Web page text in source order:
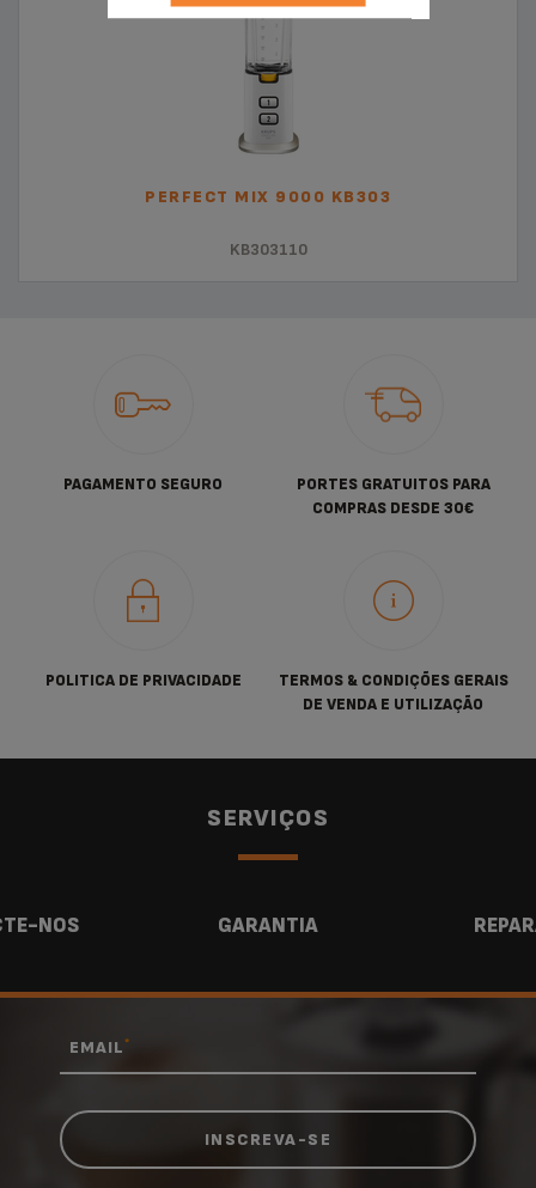
PERFECT MIX 9000 KB303
KB303110
PAGAMENTO SEGURO
PORTES GRATUITOS PARA
COMPRAS DESDE 30€
POLITICA DE PRIVACIDADE
TERMOS & CONDIÇÕES GERAIS
DE VENDA E UTILIZAÇÃO
SERVIÇOS
NOS GARANTIA
EMAIL*